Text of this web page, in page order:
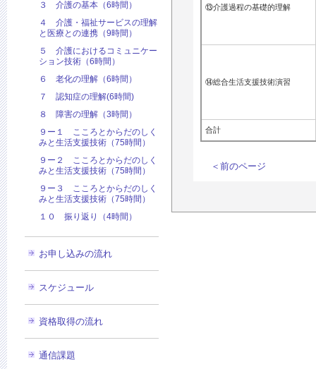
⑬介護過程の基礎的理解
⑭総合生活支援技術演習
合計
＜前のページ
３ 介護の基本（6時間）
４ 介護・福祉サービスの理解
と医療との連携（9時間）
５ 介護におけるコミュニケー
ション技術（6時間）
６ 老化の理解（6時間）
７ 認知症の理解(6時間)
８ 障害の理解（3時間）
９ー１ こころとからだのしく
みと生活支援技術（75時間）
９ー２ こころとからだのしく
みと生活支援技術（75時間）
９ー３ こころとからだのしく
みと生活支援技術（75時間）
１０ 振り返り（4時間）
お申し込みの流れ
スケジュール
資格取得の流れ
通信課題